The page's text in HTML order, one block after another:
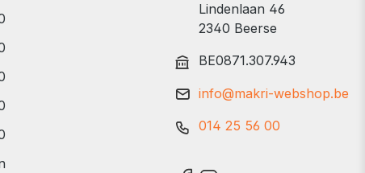
Lindenlaan 46
2340 Beerse
BE0871.307.943
info@makri-webshop.be
014 25 56 00